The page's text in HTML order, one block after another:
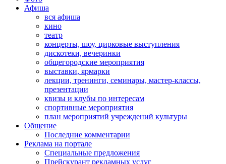
Афиша
вся афиша
кино
театр
концерты, шоу, цирковые выступления
дискотеки, вечеринки
общегородские мероприятия
выставки, ярмарки
лекции, тренинги, семинары, мастер-классы,
презентации
квизы и клубы по интересам
спортивные мероприятия
план мероприятий учреждений культуры
Общение
Последние комментарии
Реклама на портале
Специальные предложения
Прейскурант рекламных услуг